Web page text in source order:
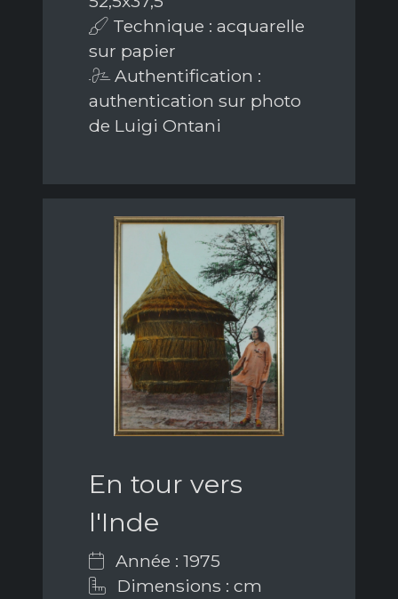
Technique : acquarelle
sur papier
Authentification :
authentication sur photo
de Luigi Ontani
En tour vers
l'Inde
Année : 1975
Dimensions : cm